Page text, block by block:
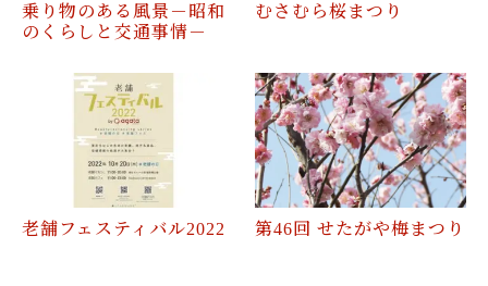
乗り物のある風景－昭和
のくらしと交通事情－
むさむら桜まつり
老舗フェスティバル2022 第46回 せたがや梅まつり